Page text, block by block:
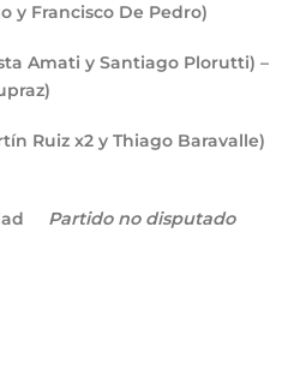
y Francisco De Pedro)
Amati y Santiago Plorutti) –
Ruiz x2 y Thiago Baravalle)
Partido no disputado